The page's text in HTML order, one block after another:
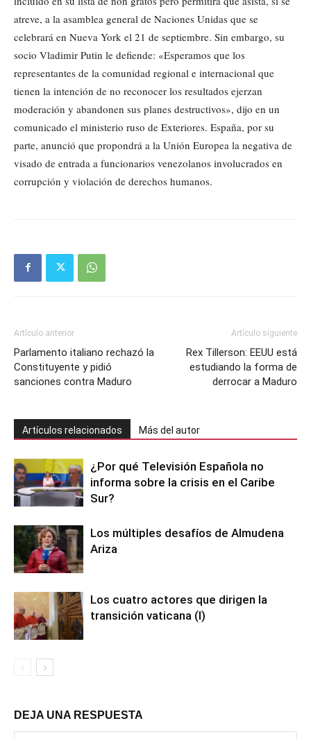
atreve, a la asamblea general de Naciones Unidas que se
celebrará en Nueva York el 21 de septiembre. Sin embargo, su
socio Vladimir Putin le defiende: «Esperamos que los
representantes de la comunidad regional e internacional que
tienen la intención de no reconocer los resultados ejerzan
moderación y abandonen sus planes destructivos», dijo en un
comunicado el ministerio ruso de Exteriores. España, por su
parte, anunció que propondrá a la Unión Europea la negativa de
visado de entrada a funcionarios venezolanos involucrados en
corrupción y violación de derechos humanos.
Artículo anterior
Parlamento italiano rechazó la
Constituyente y pidió
sanciones contra Maduro
Artículo siguiente
Rex Tillerson: EEUU está
estudiando la forma de
derrocar a Maduro
Artículos relacionados Más del autor
¿Por qué Televisión Española no
informa sobre la crisis en el Caribe
Sur?
Los múltiples desafíos de Almudena
Ariza
Los cuatro actores que dirigen la
transición vaticana (I)
DEJA UNA RESPUESTA